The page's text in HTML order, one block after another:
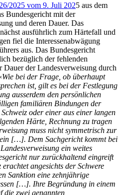
2025 vom 9. Juli 2025 aus dem
Bundesgericht mit der
und deren Dauer. Das
ausführlich zum Härtefall und
fiel die Interessenabwägung
aus. Das Bundesgericht
bezüglich der fehlenden
Dauer der Landesverweisung durch
Wie bei der Frage, ob überhaupt
ist, gilt es bei der Festlegung
ausserdem den persönlichen
familiären Bindungen der
oder einer aus einer langen
Härte, Rechnung zu tragen
muss nicht symmetrisch zur
[…]. Dem Sachgericht kommt bei
ein weites
nur zurückhaltend eingreift
erachtet angesichts der Schwere
Sanktion eine zehnjährige
[…]. Ihre Begründung in einem
die zwei genannten